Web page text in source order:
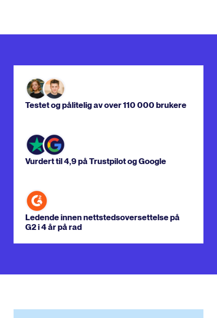
Testet og pålitelig av over 110 000 brukere
Vurdert til 4,9 på Trustpilot og Google
Ledende innen nettstedsoversettelse på
G2 i 4 år på rad